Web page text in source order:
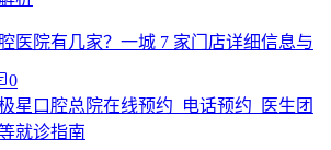
医院有几家？一城 7 家门店详细信息与
0